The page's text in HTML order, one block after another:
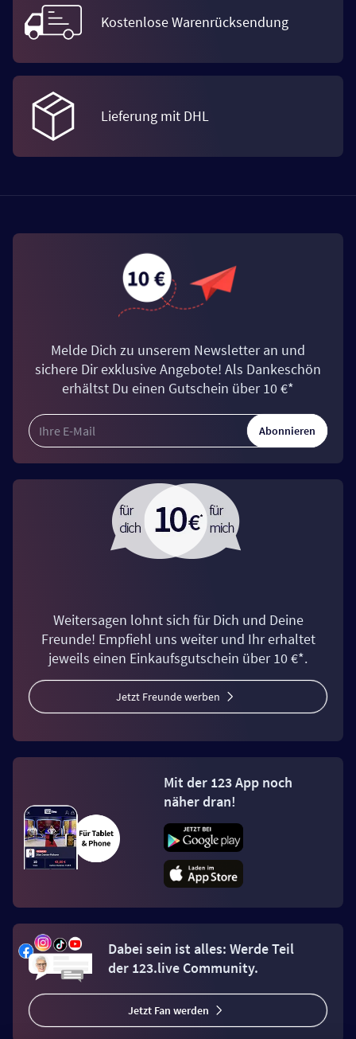
Kostenlose Warenrücksendung
Lieferung mit DHL
Melde Dich zu unserem Newsletter an und
sichere Dir exklusive Angebote! Als Dankeschön
erhältst Du einen Gutschein über 10 €*
Abonnieren
Weitersagen lohnt sich für Dich und Deine
Freunde! Empfiehl uns weiter und Ihr erhaltet
jeweils einen Einkaufsgutschein über 10 €*.
Jetzt Freunde werben
Mit der 123 App noch
näher dran!
Dabei sein ist alles: Werde Teil
der 123.live Community.
Jetzt Fan werden